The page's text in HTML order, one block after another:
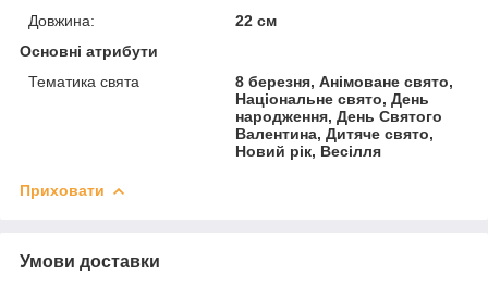
Довжина:
22 см
Основні атрибути
Тематика свята
8 березня, Анімоване свято,
Національне свято, День
народження, День Святого
Валентина, Дитяче свято,
Новий рік, Весілля
Приховати
Умови доставки